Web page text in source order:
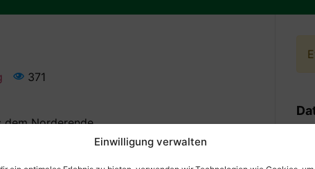
Einwilligung verwalten
371
dem Norderende.
Griemsmann unter 04754/784.